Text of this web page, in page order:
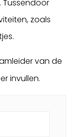
Tussendoor
zoals
van de
invullen.